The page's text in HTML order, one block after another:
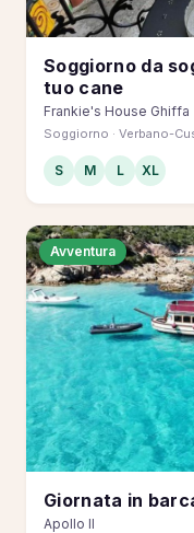
Soggiorno da
tuo cane
Frankie's House Ghiffa
Soggiorno · Verbano-
S M L XL
Avventura
Giornata in
Apollo II